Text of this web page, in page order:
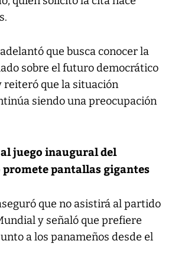
que busca conocer la
sobre el futuro democrático
reiteró que la situación
siendo una preocupación
juego inaugural del
pantallas gigantes
que no asistirá al partido
y señaló que prefiere
a los panameños desde el